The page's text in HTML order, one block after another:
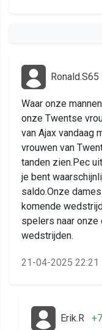
Ronald.S65
Waar onze
onze Twentse
van Ajax vandaag
vrouwen van
tanden zien.Pec
je bent
saldo.Onze
komende
spelers naar onze
wedstrijden.
21-04-2025 22:21
Erik.R